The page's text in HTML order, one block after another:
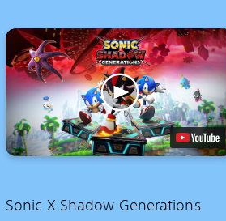
Sonic X Shadow Generations